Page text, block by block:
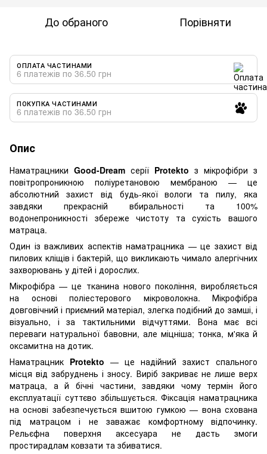
До обраного Порівняти
ОПЛАТА ЧАСТИНАМИ
6 платежів по 36.50 грн
ПОКУПКА ЧАСТИНАМИ
6 платежів по 36.50 грн
Опис
Наматрацники Good-Dream серії Protekto з мікрофібри з
повітропроникною поліуретановою мембраною — це
абсолютний захист від будь-якої вологи та пилу, яка
завдяки прекрасній вбиральності та 100%
водонепроникності збереже чистоту та сухість вашого
матраца.
Один із важливих аспектів наматрацника — це захист від
пилових кліщів і бактерій, що викликають чимало алергічних
захворювань у дітей і дорослих.
Мікрофібра — це тканина нового покоління, виробляється
на основі поліестерового мікроволокна. Мікрофібра
довговічний і приємний матеріал, злегка подібний до замші, і
візуально, і за тактильними відчуттями. Вона має всі
переваги натуральної бавовни, але міцніша; тонка, м'яка й
оксамитна на дотик.
Наматрацник Protekto — це надійний захист спального
місця від забруднень і зносу. Виріб закриває не лише верх
матраца, а й бічні частини, завдяки чому термін його
експлуатації суттєво збільшується. Фіксація наматрацника
на основі забезпечується вшитою гумкою — вона схована
під матрацом і не заважає комфортному відпочинку.
Рельєфна поверхня аксесуара не дасть змоги
простирадлам ковзати та збиватися.